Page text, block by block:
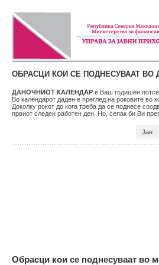
ОБРАСЦИ КОИ СЕ ПОДНЕСУВААТ ВО
ДАНОЧНИОТ КАЛЕНДАР е Ваш годишен
Во календарот даден е преглед на роковите во
Доколку рокот до кога треба да се поднесе
првиот следен работен ден. Но, сепак би Ви
Јан
Обрасци кои се поднесуваат во